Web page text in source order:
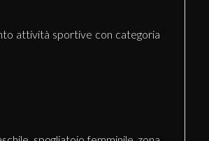
attività sportive con categoria